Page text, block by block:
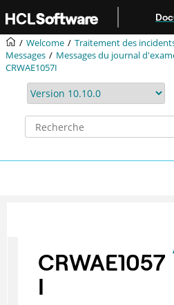
Aller au contenu principal
Welcome
Traitement des
Messages
Messages du journal
CRWAE1057I
CRWAE1057
I